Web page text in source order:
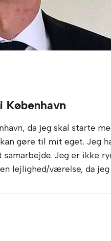
København
da jeg skal starte
gøre til mit eget. Jeg
Jeg er ikke
lejlighed/værelse, da